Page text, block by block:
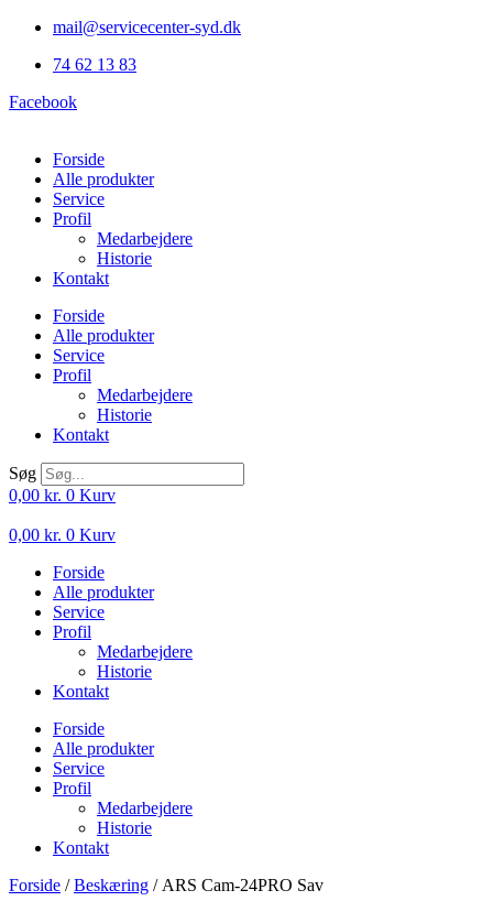
Videre
indhold
mail@servicecenter-syd.dk
74 62 13 83
Facebook
Forside
Alle produkter
Service
Profil
Medarbejdere
Historie
Kontakt
Forside
Alle produkter
Service
Profil
Medarbejdere
Historie
Kontakt
Søg
0,00 kr. 0 Kurv
0,00 kr. 0 Kurv
Forside
Alle produkter
Service
Profil
Medarbejdere
Historie
Kontakt
Forside
Alle produkter
Service
Profil
Medarbejdere
Historie
Kontakt
Forside /Beskæring / ARS Cam-24PRO Sav